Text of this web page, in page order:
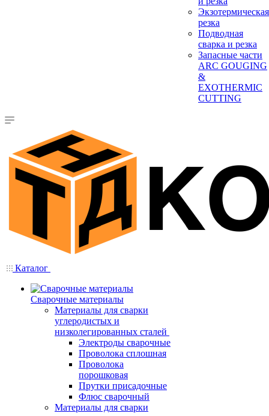
Экзотермическая
резка
Подводная
сварка и резка
Запасные части
ARC GOUGING
&
EXOTHERMIC
CUTTING
Каталог
Сварочные материалы
Материалы для сварки
углеродистых и
низколегированных сталей
Электроды сварочные
Проволока сплошная
Проволока
порошковая
Прутки присадочные
Флюс сварочный
Материалы для сварки